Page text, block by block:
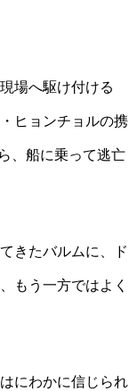
場へ駆け付ける
ヒョンチョルの携
、船に乗って逃亡
きたバルムに、ド
もう一方ではよく
にわかに信じられ